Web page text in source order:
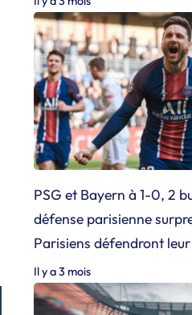
PSG et Bayern à 1-0, 2
défense parisienne
Parisiens défendront
Il y a 3 mois